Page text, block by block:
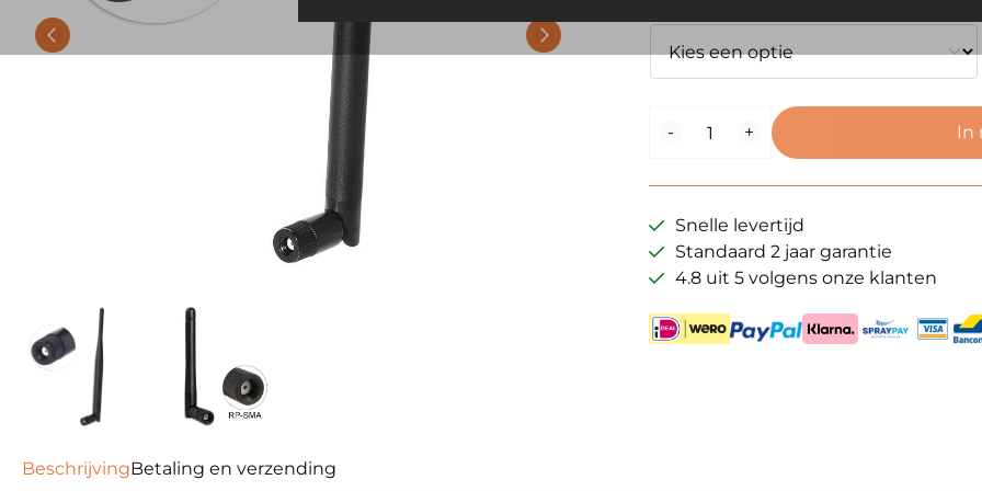
-
Antenne
Female
(2.4GHz)
(o.a.
aantal
+ In
Snelle levertijd
Standaard 2 jaar garantie
4.8 uit 5 volgens onze klanten
BeschrijvingBetaling en verzending